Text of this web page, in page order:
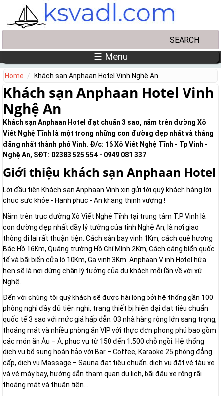
Skip to main content
☰ Menu
Home Khách sạn Anphaan Hotel Vinh Nghệ An
Khách sạn Anphaan Hotel Vinh
Nghệ An
Khách sạn Anphaan Hotel đạt chuẩn 3 sao, nằm trên đường Xô
Viết Nghệ Tĩnh là một trong những con đường đẹp nhất và tháng
đãng nhất thành phố Vinh. Đ/c: 16 Xô Viết Nghệ Tĩnh - Tp Vinh -
Nghệ An, SĐT: 02383 525 554 - 0949 081 337.
Giới thiệu khách sạn Anphaan Hotel
Lời đầu tiên Khách sạn Anphaan Vinh xin gửi tới quý khách hàng lời
chúc sức khỏe - Hạnh phúc - An khang thịnh vượng !
Nằm trên trục đường Xô Viết Nghệ Tĩnh tại trung tâm T.P Vinh là
con đường đẹp nhất đầy lý tưởng của tỉnh Nghệ An, là nơi giao
thông đi lại rất thuận tiện. Cách sân bay vinh 1Km, cách quê hương
Bác Hồ 16Km, Quảng trường Hồ Chí Minh 2Km, Cách cảng biển quốc
tế và bãi biển cửa lò 10Km, Ga vinh 3Km. Anphaan V inh Hotel hứa
hẹn sẽ là nơi dừng chân lý tưởng của du khách mỗi lần về với xứ
Nghệ.
Đến với chúng tôi quý khách sẽ được hài lòng bởi hệ thống gần 100
phòng nghỉ đầy đủ tiện nghi, trang thiết bị hiện đại đạt tiêu chuẩn
quốc tế 3 sao với mức giá hấp dẫn. 03 nhà hàng rộng lớn sang trọng,
thoáng mát và nhiều phòng ăn VIP với thực đơn phong phú bao gồm
các món ăn Âu – Á, phục vụ từ 150 đến 1.500 chỗ ngồi. Hệ thống
dịch vụ bổ sung hoàn hảo với Bar – Coffee, Karaoke 25 phòng đẳng
cấp, dịch vụ Massage – Sauna đạt tiêu chuẩn, dịch vụ đặt vé tàu xe
và vé máy bay, hướng dẫn tham quan du lịch, bãi đậu xe rộng rãi
thoáng mát và thuận tiện…